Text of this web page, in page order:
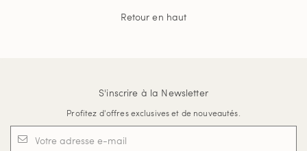
Retour en haut
S'inscrire à la Newsletter
Profitez d'offres exclusives et de nouveautés.